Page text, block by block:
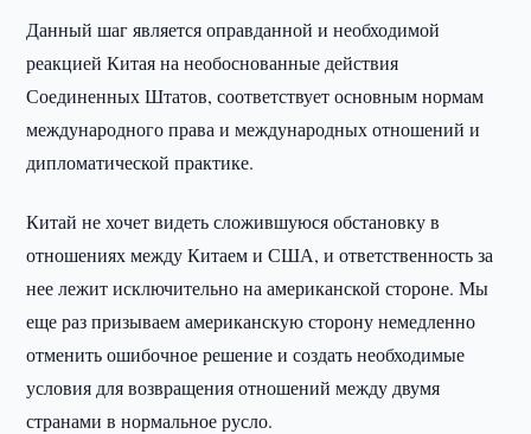
Данный шаг является оправданной и необходимой
реакцией Китая на необоснованные действия
Соединенных Штатов, соответствует основным нормам
международного права и международных отношений и
дипломатической практике.
Китай не хочет видеть сложившуюся обстановку в
отношениях между Китаем и США, и ответственность за
нее лежит исключительно на американской стороне. Мы
еще раз призываем американскую сторону немедленно
отменить ошибочное решение и создать необходимые
условия для возвращения отношений между двумя
странами в нормальное русло.